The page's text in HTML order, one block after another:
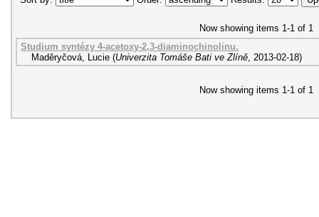
Now showing items 1-1 of 1
Studium syntézy 4-acetoxy-2,3-diaminochinolinu.
Maděryčová, Lucie (Univerzita Tomáše Bati ve Zlíně, 2013-02-18)
Now showing items 1-1 of 1